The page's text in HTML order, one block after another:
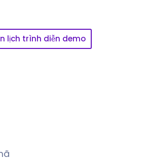
lịch trình diễn demo